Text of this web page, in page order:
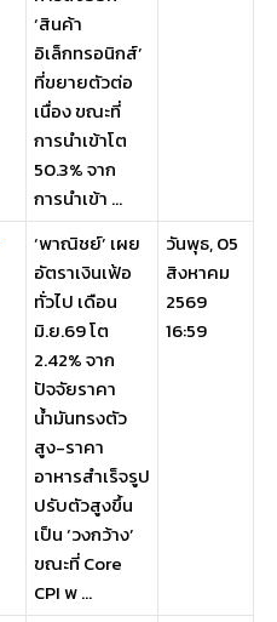
‘สินค้า
อิเล็กทรอนิกส์’
ที่ขยายตัวต่อ
เนื่อง ขณะที่
การนำเข้าโต
50.3% จาก
การนำเข้า ...
‘พาณิชย์’ เผย
อัตราเงินเฟ้อ
ทั่วไป เดือน
มิ.ย.69 โต
2.42% จาก
ปัจจัยราคา
น้ำมันทรงตัว
สูง-ราคา
อาหารสำเร็จรูป
ปรับตัวสูงขึ้น
เป็น ‘วงกว้าง’
ขณะที่ Core
CPI พ ...
วันพุธ, 05
สิงหาคม
2569
16:59